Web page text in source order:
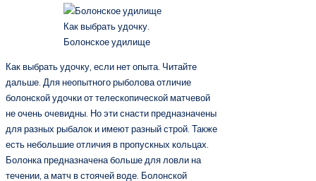
Как выбрать удочку.
Болонское удилище
Как выбрать удочку, если нет опыта. Читайте
дальше. Для неопытного рыболова отличие
болонской удочки от телескопической матчевой
не очень очевидны. Но эти снасти предназначены
для разных рыбалок и имеют разный строй. Также
есть небольшие отличия в пропускных кольцах.
Болонка предназначена больше для ловли на
течении, а матч в стоячей воде. Болонской